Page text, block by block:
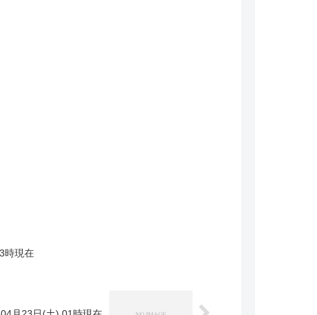
時現在